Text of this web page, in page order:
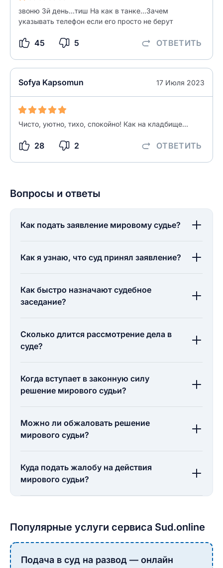
звоню 3й день...тиш На как в танке...Зачем
указывать телефон если его просто не берут
45 5 ОТВЕТИТЬ
Sofya Kapsomun 17 Июля 2023
Чисто, уютно, тихо, спокойно! Как на кладбище...
28 2 ОТВЕТИТЬ
Как вы оцените судебный участок?
разрешить публикацию отзыва
ОСТАВИТЬ ОТЗЫВ
Ответ на отзыв
0/500
разрешить публикацию отзыва
Вопросы и ответы
Как подать заявление мировому судье?
Как я узнаю, что суд принял заявление?
Как быстро назначают судебное
заседание?
Сколько длится рассмотрение дела в
суде?
Когда вступает в законную силу
решение мирового судьи?
Можно ли обжаловать решение
мирового судьи?
Куда подать жалобу на действия
мирового судьи?
Популярные услуги сервиса Sud.online
Подача в суд на развод — онлайн
Название населенного пункта
НАЙТИ МЕНЯ
ЗАКРЫТЬ